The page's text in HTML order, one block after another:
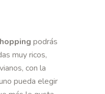
podrás
muy ricos,
con la
pueda elegir